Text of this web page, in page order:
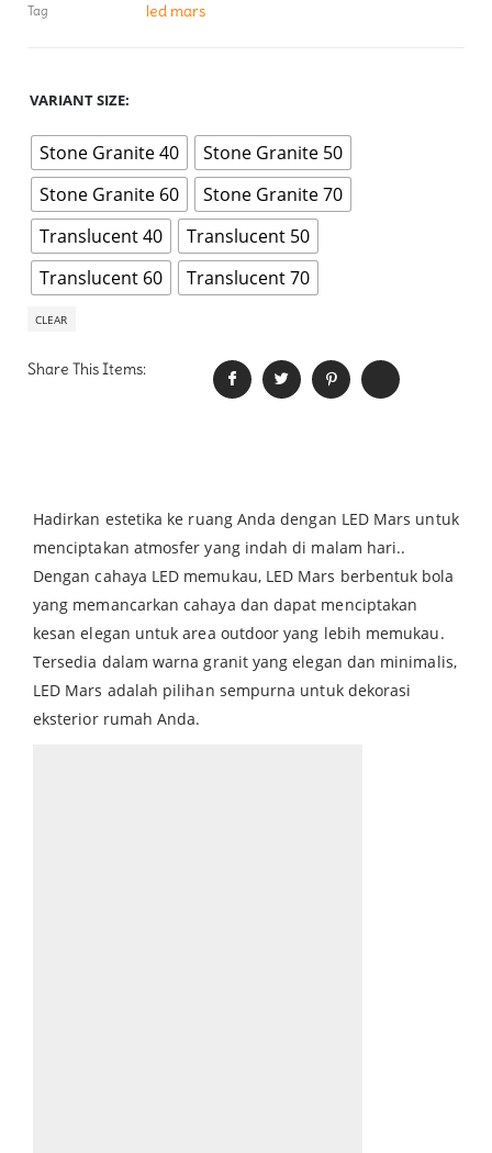
Tag led mars
VARIANT SIZE
Stone Granite 40
Stone Granite 50
Stone Granite 60
Stone Granite 70
Translucent 40
Translucent 50
Translucent 60
Translucent 70
CLEAR
Share This Items:
Hadirkan estetika ke ruang Anda dengan LED Mars untuk
menciptakan atmosfer yang indah di malam hari..
Dengan cahaya LED memukau, LED Mars berbentuk bola
yang memancarkan cahaya dan dapat menciptakan
kesan elegan untuk area outdoor yang lebih memukau.
Tersedia dalam warna granit yang elegan dan minimalis,
LED Mars adalah pilihan sempurna untuk dekorasi
eksterior rumah Anda.